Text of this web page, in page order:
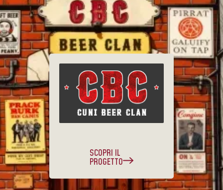
SCOPRI IL
PROGETTO